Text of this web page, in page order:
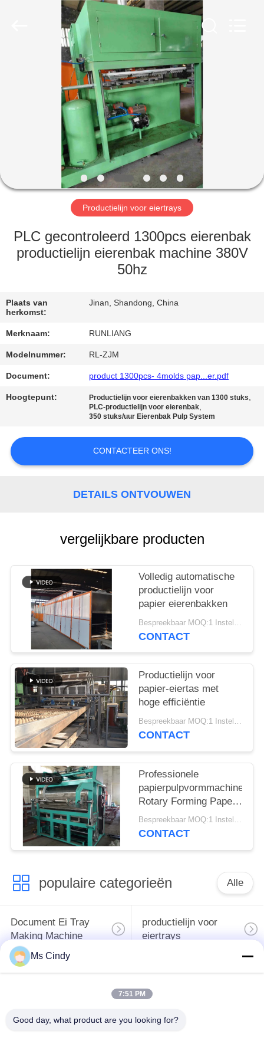
PRODUCTEN
VIDEOS
OVER
ONS
FABRIEKSREIS
KWALITEITSCONTROLE
CONTACTEER
NIEUWS
ALLE
VRAAG
OFFERTE
SITEMAP
PRIVACYBELEID
Productielijn voor eiertrays
PLC gecontroleerd 1300pcs eierenbak
productielijn eierenbak machine 380V
50hz
Plaats van
herkomst:
Jinan, Shandong, China
Merknaam: RUNLIANG
Modelnummer: RL-ZJM
Document: product 1300pcs- 4molds pap...er.pdf
Hoogtepunt: Productielijn voor eierenbakken van 1300 stuks,
PLC-productielijn voor eierenbak,
350 stuks/uur Eierenbak Pulp System
CONTACTEER ONS!
DETAILS ONTVOUWEN
vergelijkbare producten
Volledig automatische
productielijn voor
papier eierenbakken
Bespreekbaar MOQ:1 Instellen
CONTACT
Productielijn voor
papier-eiertas met
hoge efficiëntie
Bespreekbaar MOQ:1 Instellen
CONTACT
Professionele
papierpulpvormmachines
Rotary Forming Paper
Egg Tray Productie
Bespreekbaar MOQ:1 Instellen
CONTACT
populaire categorieën Alle
Document Ei Tray
Making Machine
productielijn voor
eiertrays
Eikarton het Maken
klein eidienblad die
machine voor het
de vormende
Ms Cindy
7:51 PM
Good day, what product are you looking for?